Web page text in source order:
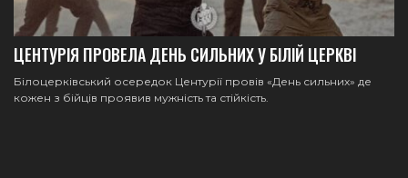
ЦЕНТУРІЯ ПРОВЕЛА ДЕНЬ СИЛЬНИХ У БІЛІЙ ЦЕРКВІ
Білоцерківський осередок Центурії провів «День сильних» де
кожен з бійців проявив мужність та стійкість.